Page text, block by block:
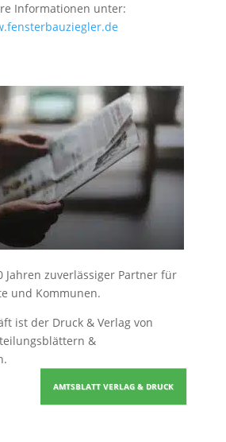
Informationen unter:
Jahren zuverlässiger Partner für
und Kommunen.
ist der Druck & Verlag von
&
.
AMTSBLATT VERLAG & DRUCK